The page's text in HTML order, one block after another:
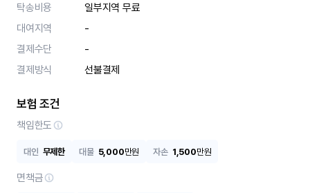
탁송비용
일부지역 무료
대여지역
-
결제수단
-
결제방식
선불결제
보험 조건
책임한도
대인 무제한 대물 5,000만원 자손 1,500만원
면책금